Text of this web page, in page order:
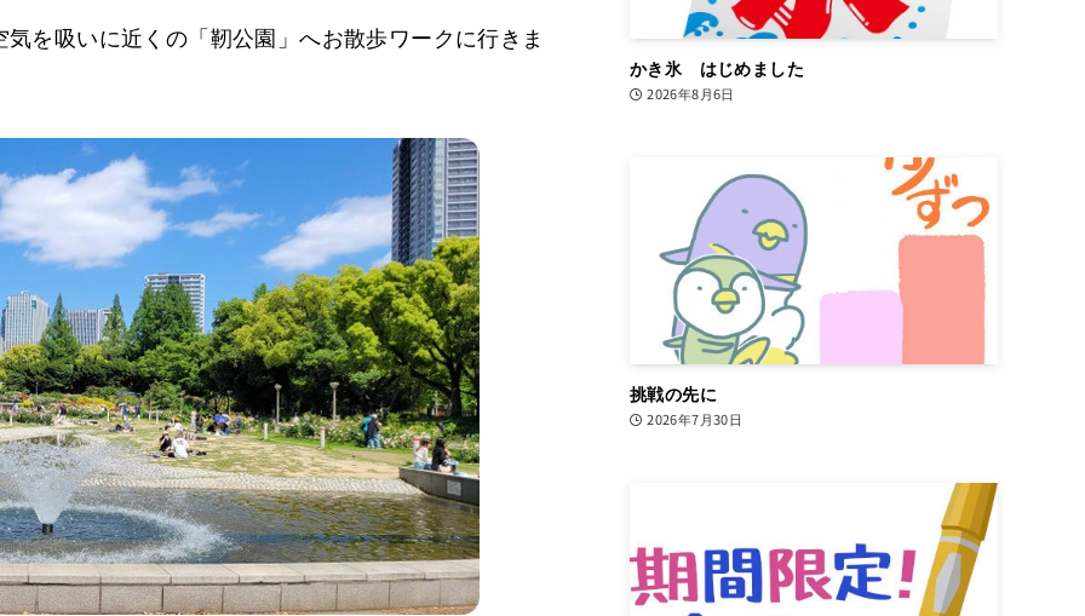
を吸いに近くの「靭公園」へお散歩ワークに行きま
かき氷 はじめました
2026年8月6日
挑戦の先に
2026年7月30日